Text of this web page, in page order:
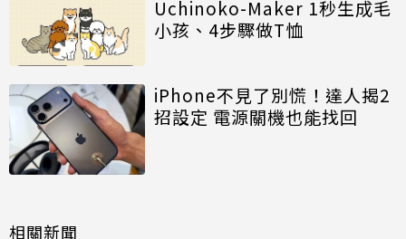
Uchinoko-Maker 1秒生成毛
小孩、4步驟做T恤
iPhone不見了別慌！達人揭2
招設定 電源關機也能找回
相關新聞